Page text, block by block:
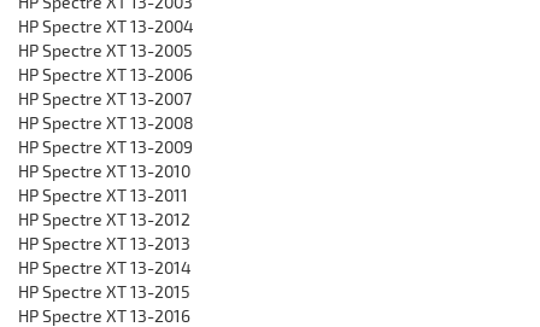
HP Spectre XT 13-2004
HP Spectre XT 13-2005
HP Spectre XT 13-2006
HP Spectre XT 13-2007
HP Spectre XT 13-2008
HP Spectre XT 13-2009
HP Spectre XT 13-2010
HP Spectre XT 13-2011
HP Spectre XT 13-2012
HP Spectre XT 13-2013
HP Spectre XT 13-2014
HP Spectre XT 13-2015
HP Spectre XT 13-2016